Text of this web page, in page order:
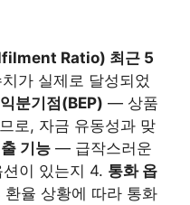
Ratio) 최근 5
가 실제로 달성되었
분기점(BEP) — 상품
로, 자금 유동성과 맞
기능 — 급작스러운
이 있는지 4. 통화 옵
율 상황에 따라 통화